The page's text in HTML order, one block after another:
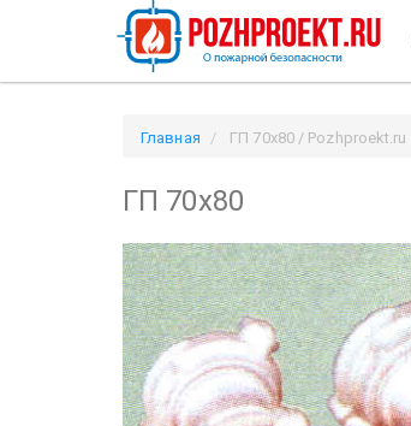
Главная ГП 70х80 / Pozhproekt.ru
ГП 70х80